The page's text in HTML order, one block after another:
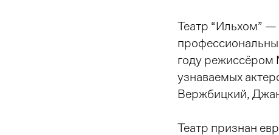
Театр “Ильхом”
году
узнаваемых
Вержбицкий,
Театр признан